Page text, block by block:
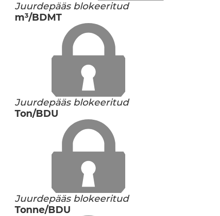
Juurdepääs blokeeritud
m³/BDMT
Juurdepääs blokeeritud
Ton/BDU
Juurdepääs blokeeritud
Tonne/BDU